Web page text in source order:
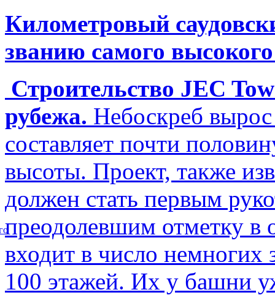
Километровый
званию самого
Строительство JEC
рубежа. Небоскреб
составляет почти
высоты. Проект, также
должен стать первым
преодолевшим отметку в
входит в число
100 этажей. Их у башни